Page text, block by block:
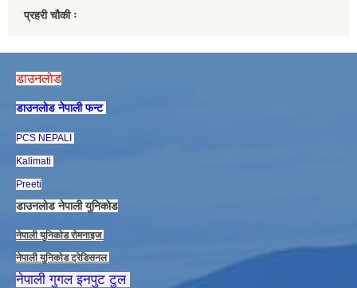
प्रहरी चौकी ः
डाउनलाेड
डाउनलाेड नेपाली फन्ट
PCS NEPALI
Kalimati
Preeti
डाउनलाेड नेपाली युनिकाेड
नेपाली युनिकाेड राेमनाइज
नेपाली युनिकाेड ट्रेडिसनल
नेपाली गुगल इनपुट टुल